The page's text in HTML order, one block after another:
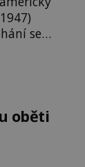
se
ze
oběti